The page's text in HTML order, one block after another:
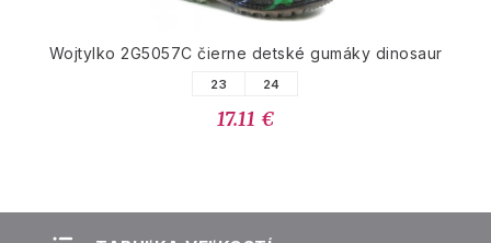
Wojtylko 2G5057C čierne detské gumáky dinosaur
23 24
17.11 €